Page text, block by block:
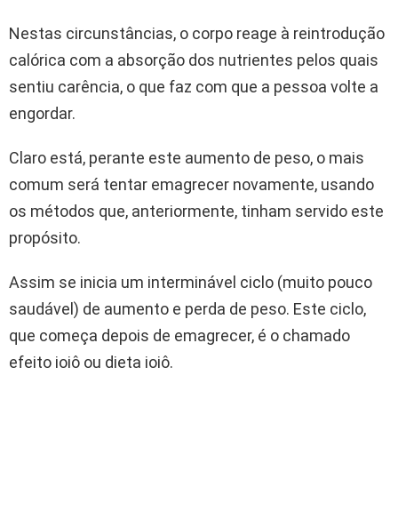
Nestas circunstâncias, o corpo reage à reintrodução
calórica com a absorção dos nutrientes pelos quais
sentiu carência, o que faz com que a pessoa volte a
engordar.
Claro está, perante este aumento de peso, o mais
comum será tentar emagrecer novamente, usando
os métodos que, anteriormente, tinham servido este
propósito.
Assim se inicia um interminável ciclo (muito pouco
saudável) de aumento e perda de peso. Este ciclo,
que começa depois de emagrecer, é o chamado
efeito ioiô ou dieta ioiô.